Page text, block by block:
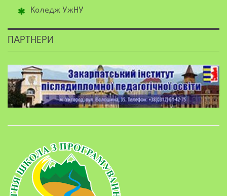
Коледж УжНУ
ПАРТНЕРИ